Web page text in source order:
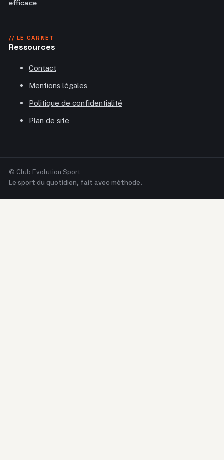
efficace
// LE CARNET
Ressources
Contact
Mentions légales
Politique de confidentialité
Plan de site
© Club Evolution Sport
Le sport du quotidien, fait avec méthode.